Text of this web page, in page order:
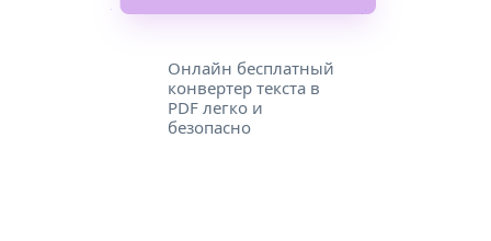
Онлайн бесплатный
конвертер текста в
PDF легко и
безопасно